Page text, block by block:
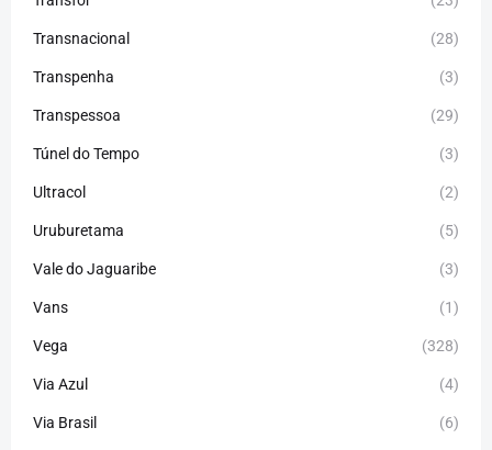
Transnacional (28)
Transpenha (3)
Transpessoa (29)
Túnel do Tempo (3)
Ultracol (2)
Uruburetama (5)
Vale do Jaguaribe (3)
Vans (1)
Vega (328)
Via Azul (4)
Via Brasil (6)